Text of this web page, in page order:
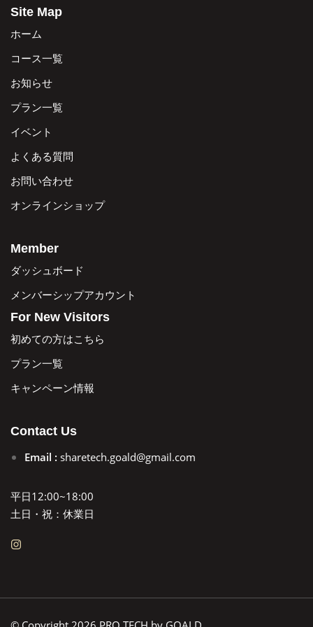
Site Map
ホーム
コース一覧
お知らせ
プラン一覧
イベント
よくある質問
お問い合わせ
オンラインショップ
Member
ダッシュボード
メンバーシップアカウント
For New Visitors
初めての方はこちら
プラン一覧
キャンペーン情報
Contact Us
Email : sharetech.goald@gmail.com
平日12:00~18:00
土日・祝：休業日